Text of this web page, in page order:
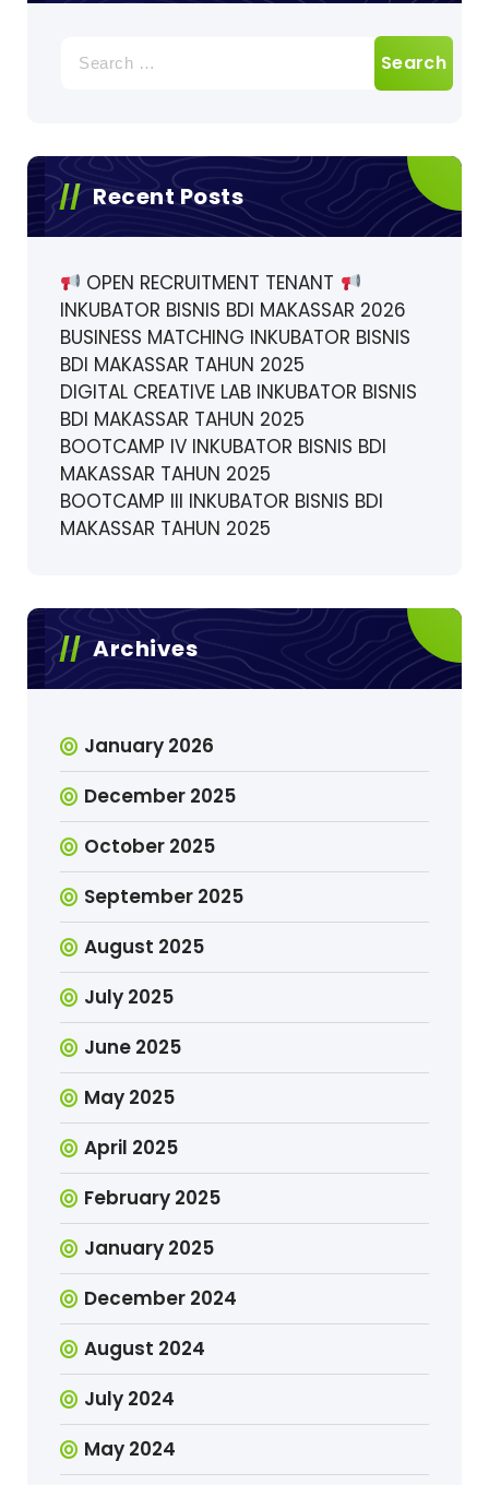
for:
Recent Posts
OPEN RECRUITMENT TENANT
INKUBATOR BISNIS BDI MAKASSAR 2026
BUSINESS MATCHING INKUBATOR BISNIS
BDI MAKASSAR TAHUN 2025
DIGITAL CREATIVE LAB INKUBATOR BISNIS
BDI MAKASSAR TAHUN 2025
BOOTCAMP IV INKUBATOR BISNIS BDI
MAKASSAR TAHUN 2025
BOOTCAMP III INKUBATOR BISNIS BDI
MAKASSAR TAHUN 2025
Archives
January 2026
December 2025
October 2025
September 2025
August 2025
July 2025
June 2025
May 2025
April 2025
February 2025
January 2025
December 2024
August 2024
July 2024
May 2024